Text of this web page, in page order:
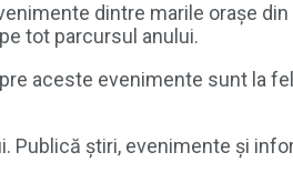
dintre marile orașe
tot parcursul anului.
aceste evenimente sunt la
Publică știri, evenimente și